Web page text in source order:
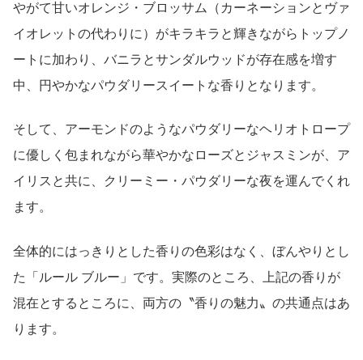
やがて甘いオレンジ・ブロッサム（カーネーションとヴァ
イオレットの代わりに）がキラキラと輝きながらトップノ
ートに加わり、バニラとサンダルウッドが存在感を増す
中、円やかなパウダリースイートな香りとなります。
そして、アーモンドのようなパウダリーなヘリオトロープ
に優しく包まれながら華やかなローズとジャスミンが、ア
イリスと共に、クリーミー・パウダリーな夜を運んでくれ
ます。
全体的にはっきりとした香りの色彩はなく、ぼんやりとし
た「ルール ブルー」です。実際のところ、上記の香りが
混在とするところに、両方の〝香りの魅力〟の共通点はあ
ります。